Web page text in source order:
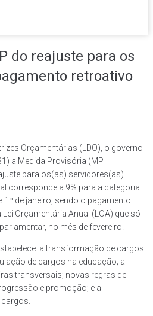
do reajuste para os
retroativo
Orçamentárias (LDO), o governo
a Medida Provisória (MP
para os(as) servidores(as)
corresponde a 9% para a categoria
1º de janeiro, sendo o pagamento
Orçamentária Anual (LOA) que só
no mês de fevereiro.
a transformação de cargos
de cargos na educação; a
transversais; novas regras de
e promoção; e a